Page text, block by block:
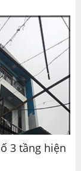
3 tầng hiện